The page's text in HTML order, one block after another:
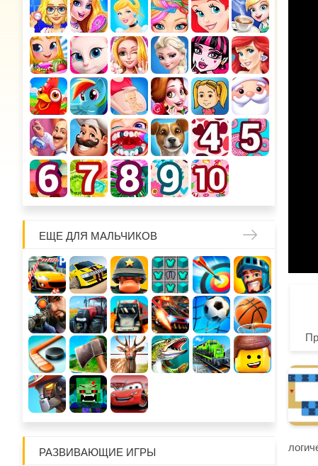
ЕЩЕ ДЛЯ МАЛЬЧИКОВ
РАЗВИВАЮЩИЕ ИГРЫ